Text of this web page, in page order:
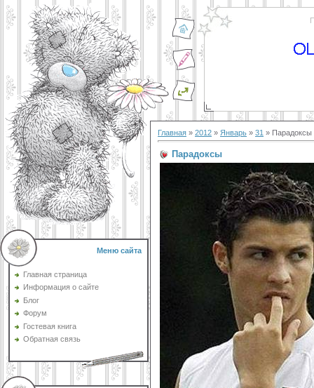
Меню сайта
Главная страница
Информация о сайте
Блог
Форум
Гостевая книга
Обратная связь
Главная » 2012 » Январь » 31 » Парадоксы
Парадоксы